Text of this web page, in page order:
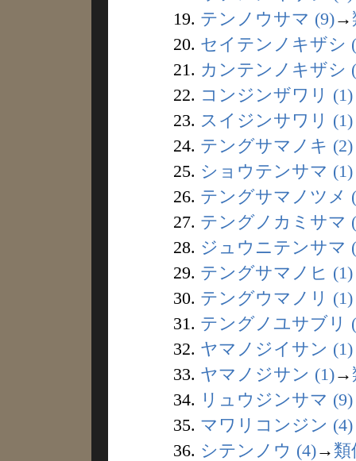
19. テンノウサマ (9)→
20. セイテンノキザシ
21. カンテンノキザシ
22. コンジンザワリ (1)
23. スイジンサワリ (1)
24. テングサマノキ (2)
25. ショウテンサマ (1)
26. テングサマノツメ
27. テングノカミサマ
28. ジュウニテンサマ
29. テングサマノヒ (1)
30. テングウマノリ (1)
31. テングノユサブリ
32. ヤマノジイサン (1)
33. ヤマノジサン (1)→
34. リュウジンサマ (9)
35. マワリコンジン (4)
36. シテンノウ (4)→ 類